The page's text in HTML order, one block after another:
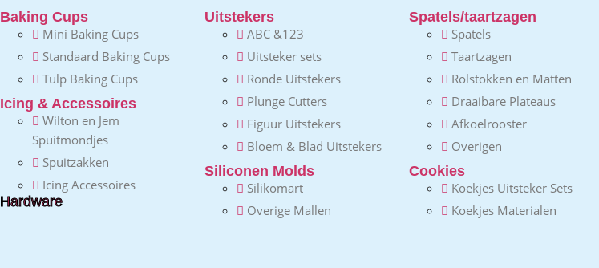
Baking Cups
Mini Baking Cups
Standaard Baking Cups
Tulp Baking Cups
Icing & Accessoires
Wilton en Jem
Spuitmondjes
Spuitzakken
Icing Accessoires
Hardware
Uitstekers
ABC &123
Uitsteker sets
Ronde Uitstekers
Plunge Cutters
Figuur Uitstekers
Bloem & Blad Uitstekers
Siliconen Molds
Silikomart
Overige Mallen
Spatels/taartzagen
Spatels
Taartzagen
Rolstokken en Matten
Draaibare Plateaus
Afkoelrooster
Overigen
Cookies
Koekjes Uitsteker Sets
Koekjes Materialen